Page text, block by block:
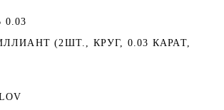
0.03
(2ШТ., КРУГ, 0.03 КАРАТ,